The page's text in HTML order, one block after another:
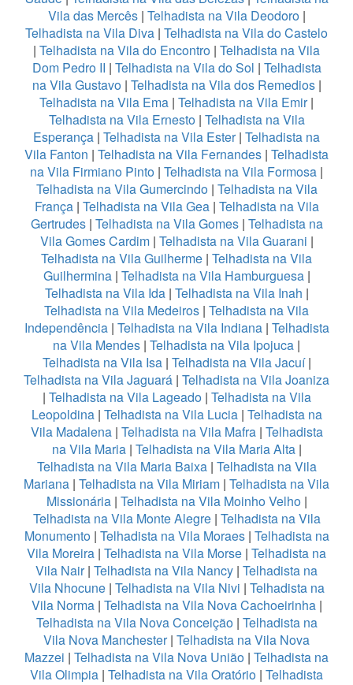
Vila das Mercês| Telhadista na Vila Deodoro|
Telhadista na Vila Diva | Telhadista na Vila do Castelo
| Telhadista na Vila do Encontro | Telhadista na Vila
Dom Pedro II | Telhadista na Vila do Sol | Telhadista
na Vila Gustavo| Telhadista na Vila dos Remedios|
Telhadista na Vila Ema | Telhadista na Vila Emir|
Telhadista na Vila Ernesto| Telhadista na Vila
Esperança | Telhadista na Vila Ester| Telhadista na
Vila Fanton | Telhadista na Vila Fernandes | Telhadista
na Vila Firmiano Pinto | Telhadista na Vila Formosa |
Telhadista na Vila Gumercindo| Telhadista na Vila
França| Telhadista na Vila Gea| Telhadista na Vila
Gertrudes| Telhadista na Vila Gomes| Telhadista na
Vila Gomes Cardim| Telhadista na Vila Guarani |
Telhadista na Vila Guilherme | Telhadista na Vila
Guilhermina| Telhadista na Vila Hamburguesa|
Telhadista na Vila Ida| Telhadista na Vila Inah |
Telhadista na Vila Medeiros | Telhadista na Vila
Independência| Telhadista na Vila Indiana| Telhadista
na Vila Mendes | Telhadista na Vila Ipojuca |
Telhadista na Vila Isa| Telhadista na Vila Jacuí|
Telhadista na Vila Jaguará | Telhadista na Vila Joaniza
| Telhadista na Vila Lageado| Telhadista na Vila
Leopoldina| Telhadista na Vila Lucia| Telhadista na
Vila Madalena| Telhadista na Vila Mafra | Telhadista
na Vila Maria| Telhadista na Vila Maria Alta|
Telhadista na Vila Maria Baixa| Telhadista na Vila
Mariana | Telhadista na Vila Miriam | Telhadista na Vila
Missionária| Telhadista na Vila Moinho Velho|
Telhadista na Vila Monte Alegre| Telhadista na Vila
Monumento| Telhadista na Vila Moraes| Telhadista na
Vila Moreira | Telhadista na Vila Morse | Telhadista na
Vila Nair| Telhadista na Vila Nancy | Telhadista na
Vila Nhocune| Telhadista na Vila Nivi | Telhadista na
Vila Norma| Telhadista na Vila Nova Cachoeirinha|
Telhadista na Vila Nova Conceição| Telhadista na
Vila Nova Manchester| Telhadista na Vila Nova
Mazzei | Telhadista na Vila Nova União | Telhadista na
Vila Olimpia | Telhadista na Vila Oratório | Telhadista